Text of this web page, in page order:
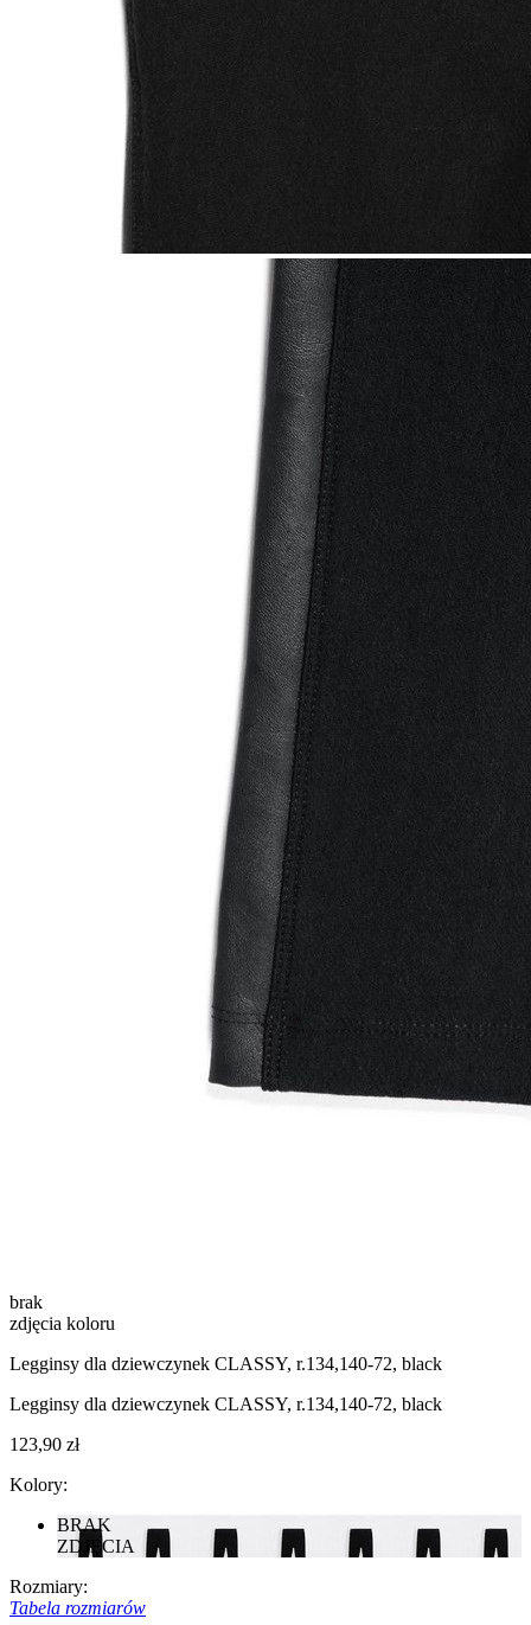
brak
zdjęcia koloru
Legginsy dla dziewczynek CLASSY, r.134,140-72, black
Legginsy dla dziewczynek CLASSY, r.134,140-72, black
123,90 zł
Kolory:
BRAK
ZDJĘCIA
Rozmiary:
Tabela rozmiarów